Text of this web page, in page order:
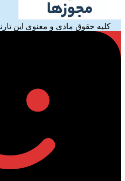
کلیه حقوق مادی و معنوی این